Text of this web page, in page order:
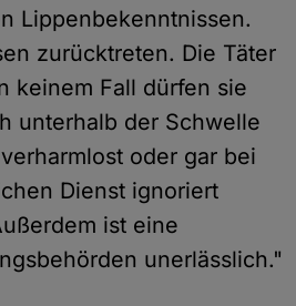
Lippenbekenntnissen.
zurücktreten. Die Täter
keinem Fall dürfen sie
unterhalb der Schwelle
oder gar bei
Dienst ignoriert
ist eine
unerlässlich."